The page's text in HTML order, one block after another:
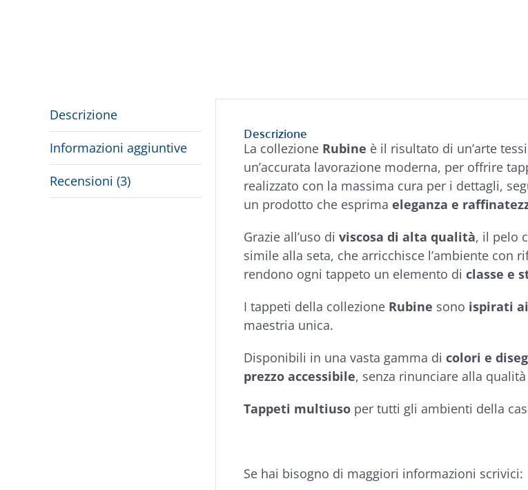
Descrizione
Informazioni aggiuntive
Recensioni (3)
Descrizione
La collezione Rubine è il risultato di un’arte
un’accurata lavorazione moderna, per offrire
realizzato con la massima cura per i dettagli,
un prodotto che esprima eleganza e
Grazie all’uso di viscosa di alta qualità, il pelo
simile alla seta, che arricchisce l’ambiente con
rendono ogni tappeto un elemento di classe e
I tappeti della collezione Rubine sono ispirati
maestria unica.
Disponibili in una vasta gamma di colori e
prezzo accessibile, senza rinunciare alla
Tappeti multiusoper tutti gli ambienti della
Se hai bisogno di maggiori informazioni scrivici: